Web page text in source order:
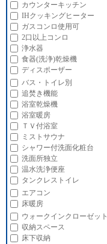
カウンターキッチン
IHクッキングヒーター
ガスコンロ使用可
2口以上コンロ
浄水器
食器(洗浄)乾燥機
ディスポーザー
バス・トイレ別
追焚き機能
浴室乾燥機
浴室暖房
ＴＶ付浴室
ミストサウナ
シャワー付洗面化粧台
洗面所独立
温水洗浄便座
タンクレストイレ
エアコン
床暖房
ウォークインクローゼット
収納スペース
床下収納